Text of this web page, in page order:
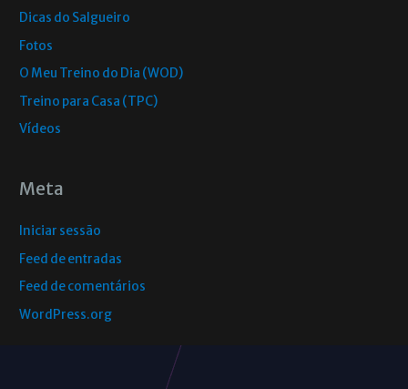
Dicas do Salgueiro
Fotos
O Meu Treino do Dia (WOD)
Treino para Casa (TPC)
Vídeos
Meta
Iniciar sessão
Feed de entradas
Feed de comentários
WordPress.org